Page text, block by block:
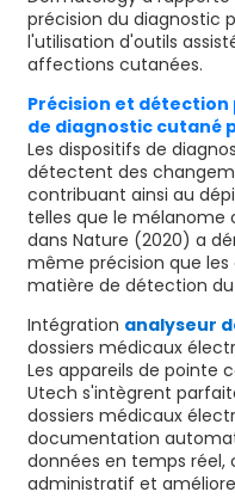
précision du diagnostic
l'utilisation d'outils
affections cutanées.
Précision et
de diagnostic cutané
Les dispositifs de
détectent des
contribuant ainsi au
telles que le mélanome
dans Nature (2020) a
même précision que
matière de détection
Intégration analyseur
dossiers médicaux
Les appareils de pointe
Utech s'intègrent
dossiers médicaux
documentation
données en temps réel,
administratif et